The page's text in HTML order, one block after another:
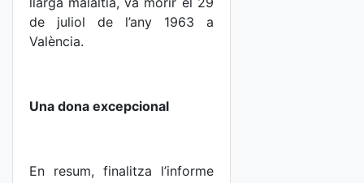
de juliol de l’any 1963 a
València.
Una dona excepcional
En resum, finalitza l’informe